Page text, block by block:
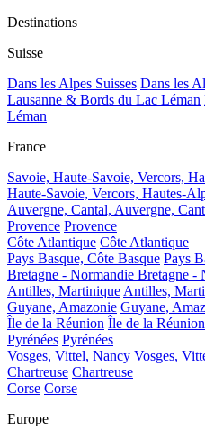
Destinations
Suisse
Dans les Alpes Suisses Dans les
Lausanne & Bords du Lac Léman
Léman
France
Savoie, Haute-Savoie, Vercors,
Haute-Savoie, Vercors, Hautes-
Auvergne, Cantal, Auvergne,
Provence Provence
Côte Atlantique Côte Atlantique
Pays Basque, Côte Basque Pays
Bretagne - Normandie Bretagne -
Antilles, Martinique Antilles,
Guyane, Amazonie Guyane,
Île de la Réunion Île de la Réunion
Pyrénées Pyrénées
Vosges, Vittel, Nancy Vosges,
Chartreuse Chartreuse
Corse Corse
Europe